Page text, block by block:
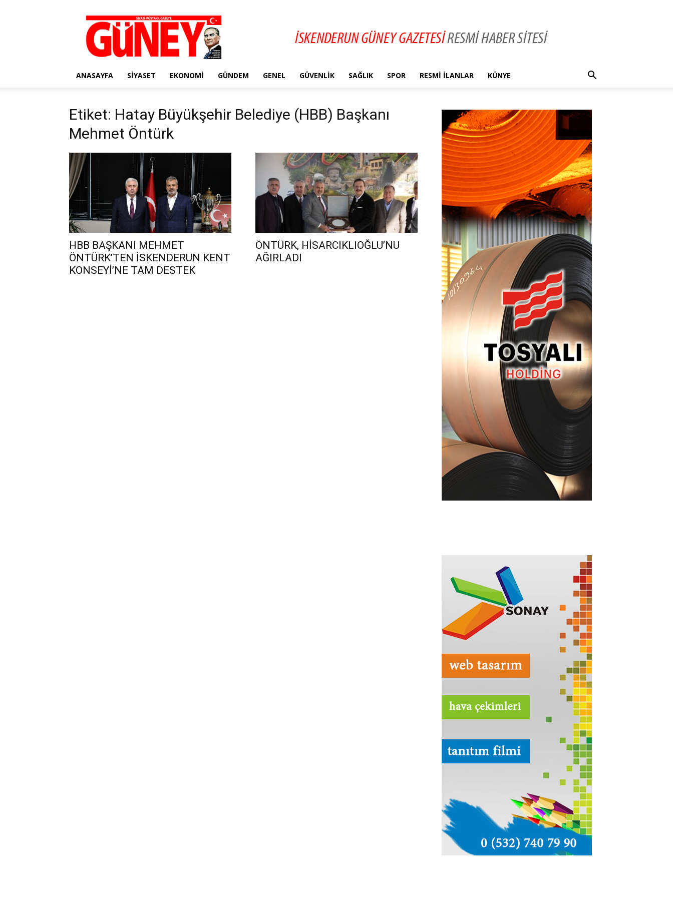
Gazete
Güney
ANASAYFA SIYASET EKONOMI GÜNDEM GENEL GÜVENLIK SAĞLIK SPOR RESMI İLANLAR KÜNYE
Etiket: Hatay Büyükşehir Belediye (HBB) Başkanı
Mehmet Öntürk
HBB BAŞKANI MEHMET
ÖNTÜRK’TEN İSKENDERUN KENT
KONSEYİ’NE TAM DESTEK
ÖNTÜRK, HİSARCIKLIOĞLU’NU
AĞIRLADI